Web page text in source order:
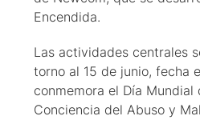
Encendida.
Las actividades centrales
torno al 15 de junio, fecha
conmemora el Día Mundial
Conciencia del Abuso y